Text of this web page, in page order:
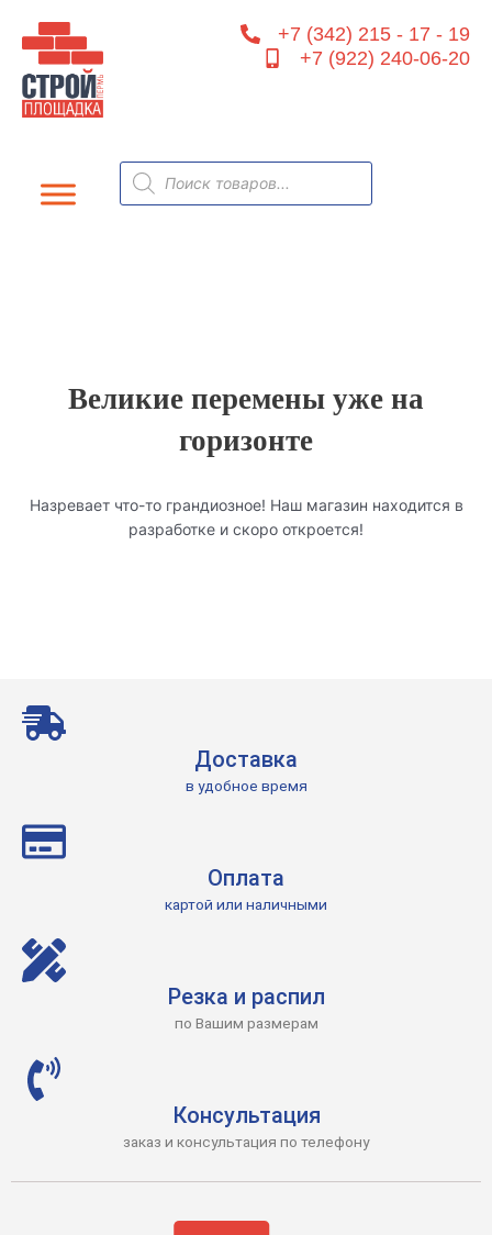
содержимому
+7 (342) 215 - 17 - 19
+7 (922) 240-06-20
Поиск
товаров
Великие перемены уже на
горизонте
Назревает что-то грандиозное! Наш магазин находится в
разработке и скоро откроется!
Доставка
в удобное время
Оплата
картой или наличными
Резка и распил
по Вашим размерам
Консультация
заказ и консультация по телефону